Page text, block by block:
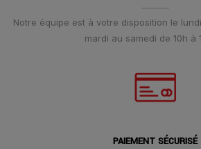
Notre équipe est à votre disposition le
mardi au samedi de 10h à
PAIEMENT SÉCURISÉ